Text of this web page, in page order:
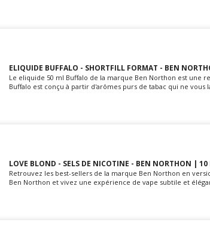
ELIQUIDE BUFFALO - SHORTFILL FORMAT - BEN
Le eliquide 50 ml Buffalo de la marque Ben Northon est
Buffalo est conçu à partir d'arômes purs de tabac qui ne vous
LOVE BLOND - SELS DE NICOTINE - BEN NORTHON | 10
Retrouvez les best-sellers de la marque Ben Northon en
Ben Northon et vivez une expérience de vape subtile et